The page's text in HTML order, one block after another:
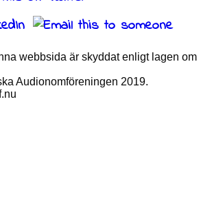
webbsida är skyddat enligt lagen om
Audionomföreningen 2019.